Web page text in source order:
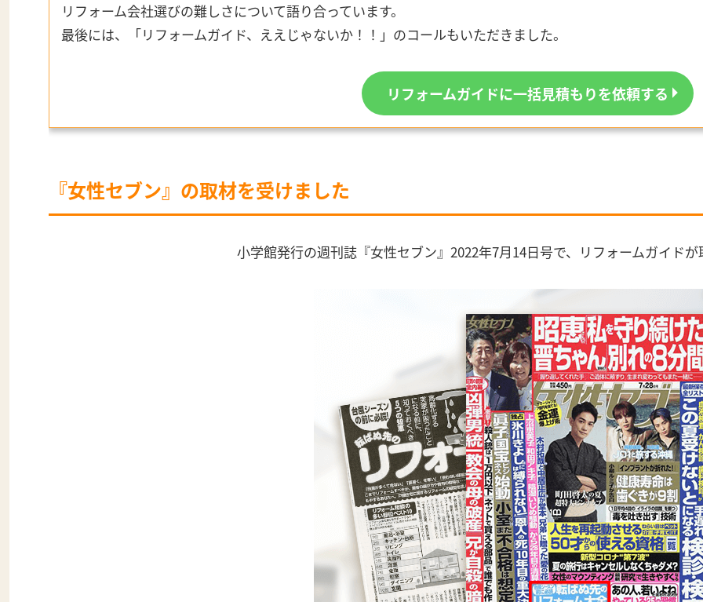
リフォーム会社選びの難しさについて語り合っています。
最後には、「リフォームガイド、ええじゃないか！！」のコールもいただきました。
リフォームガイドに一括見積もりを依頼する
『女性セブン』の取材を受けました
小学館発行の週刊誌『女性セブン』2022年7月14日号で、リフォームガイド